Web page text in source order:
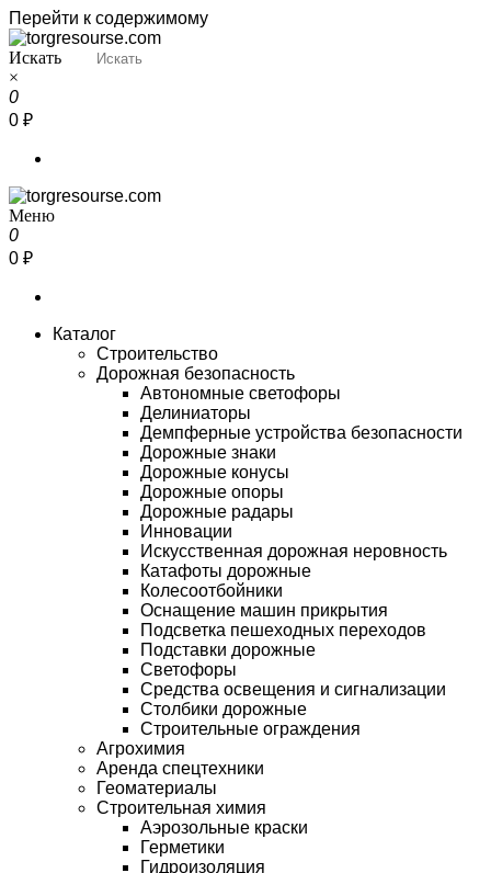
Перейти к содержимому
Torgresourse
Промышленный маркетплейс
Искать
×
0
0 ₽
Torgresourse
Промышленный маркетплейс
Меню
0
0 ₽
Каталог
Строительство
Дорожная безопасность
Автономные светофоры
Делиниаторы
Демпферные устройства безопасности
Дорожные знаки
Дорожные конусы
Дорожные опоры
Дорожные радары
Инновации
Искусственная дорожная неровность
Катафоты дорожные
Колесоотбойники
Оснащение машин прикрытия
Подсветка пешеходных переходов
Подставки дорожные
Светофоры
Средства освещения и сигнализации
Столбики дорожные
Строительные ограждения
Агрохимия
Аренда спецтехники
Геоматериалы
Строительная химия
Аэрозольные краски
Герметики
Гидроизоляция